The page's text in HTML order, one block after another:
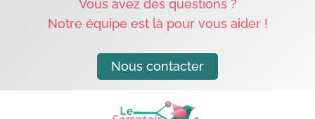
Vous avez des questions ?
Notre équipe est là pour vous aider !
Nous contacter